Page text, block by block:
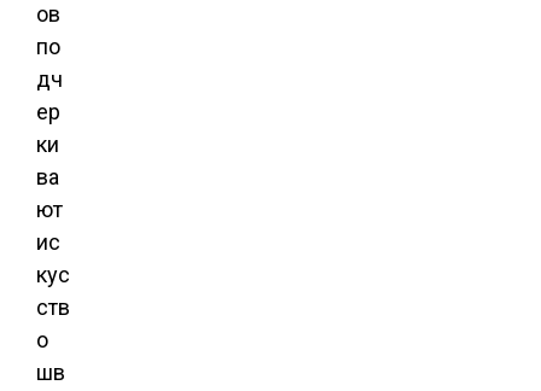
ов
по
дч
ер
ки
ва
ют
ис
кус
ств
о
шв